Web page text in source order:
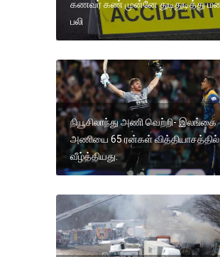
கணவர் கண் முன்னே துடிதுடித்து
பலி
நியூசிலாந்து அணி வெற்றி- இலங்கை
அணியை 65 ரன்கள் வித்தியாசத்தில்
வீழ்த்தியது.